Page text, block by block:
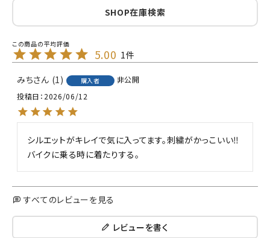
SHOP在庫検索
5.00 1
みち 1 購入者
非公開
投稿日 2026/06/12
シルエットがキレイで気に入ってます。刺繍がかっこいい‼︎
バイクに乗る時に着たりする。
すべてのレビューを見る
レビューを書く